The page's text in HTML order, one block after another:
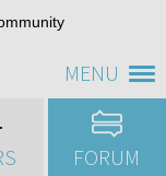
MENU
FORUM